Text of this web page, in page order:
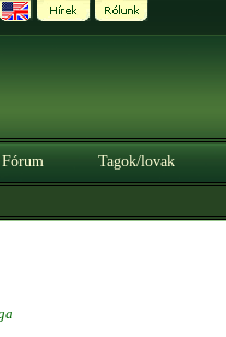
Fórum Tagok/lovak